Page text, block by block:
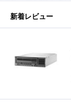
新着レビュー